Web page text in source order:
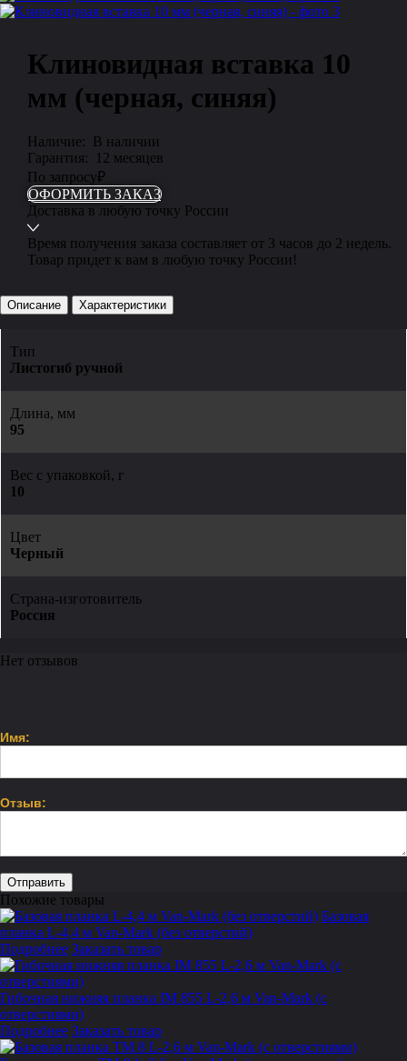
Клиновидная вставка 10
мм (черная, синяя)
Наличие: В наличии
Гарантия:
12 месяцев
По запросу₽
ОФОРМИТЬ ЗАКАЗ
Доставка в любую точку России
Время получения заказа составляет от 3 часов до 2 недель.
Товар придет к вам в любую точку России!
Описание Характеристики
Тип
Листогиб ручной
Длина, мм
95
Вес с упаковкой, г
10
Цвет
Черный
Страна-изготовитель
Россия
Нет отзывов
Имя:
Отзыв:
Похожие товары
Базовая
планка L-4,4 м Van-Mark (без отверстий)
Подробнее Заказать товар
Гибочная нижняя планка IM 855 L-2,6 м Van-Mark (с
отверстиями)
Подробнее Заказать товар